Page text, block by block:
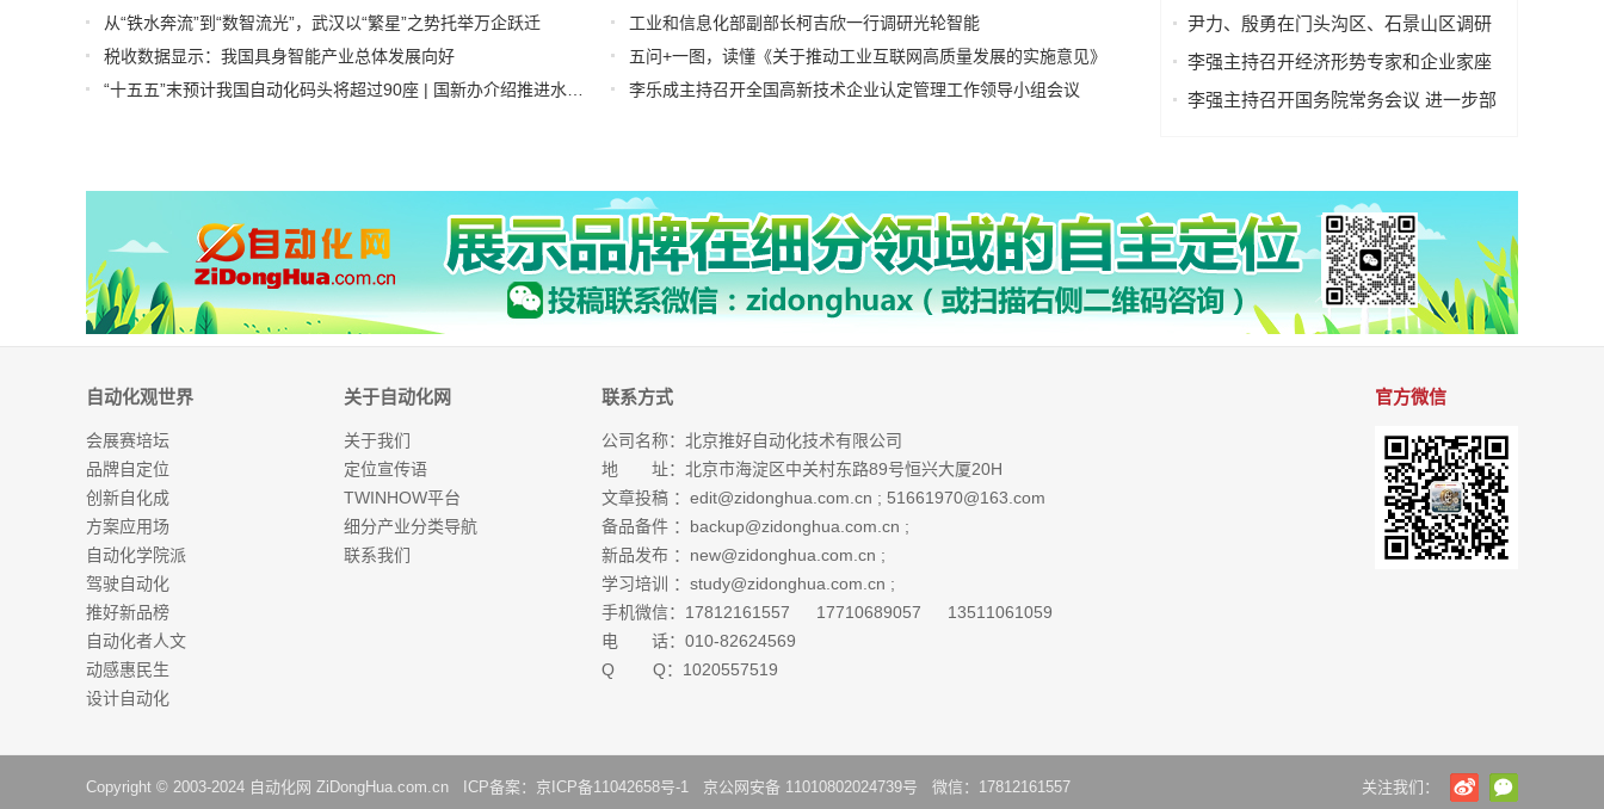
从“铁水奔流”到“数智流光”，武汉以“繁星”之势托举万企跃迁
工业和信息化部副部长柯吉欣一行调研光轮智能
税收数据显示：我国具身智能产业总体发展向好
五问+一图，读懂《关于推动工业互联网高质量发展的实施意见》
李乐成主持召开全国高新技术企业认定管理工作领导小组会议
批复
尹力、殷勇在门头沟区、石景山区调研
西部活力片区建设工作，要求绘就“山水
李强主持召开经济形势专家和企业家座
谈会
李强主持召开国务院常务会议 进一步部
自动化观世界
会展赛培坛
品牌自定位
创新自化成
方案应用场
自动化学院派
驾驶自动化
推好新品榜
自动化者人文
动感惠民生
设计自动化
关于自动化网
关于我们
定位宣传语
TWINHOW平台
细分产业分类导航
联系我们
联系方式
公司名称：北京推好自动化技术有限公司
地 址：北京市海淀区中关村东路89号恒兴大厦20H
文章投稿 ： edit@zidonghua.com.cn ; 51661970@163.com
备品备件 ： backup@zidonghua.com.cn ;
新品发布 ： new@zidonghua.com.cn ;
学习培训 ： study@zidonghua.com.cn ;
手机微信：17812161557 17710689057 13511061059
电 话：010-82624569
Q Q：1020557519
官方微信
Copyright © 2003-2024 自动化网 ZiDongHua.com.cn ICP备案： 京ICP备11042658号-1 京公网安备 11010802024739号 微信：17812161557 关注我们：